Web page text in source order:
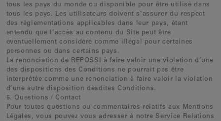
tous les pays du monde ou disponible pour être utilisé dans
tous les pays. Les utilisateurs doivent s’assurer du respect
des réglementations applicables dans leur pays, étant
entendu que l’accès au contenu du Site peut être
éventuellement considéré comme illégal pour certaines
personnes ou dans certains pays.
La renonciation de REPOSSI à faire valoir une violation d’une
des dispositions des Conditions ne pourrait pas être
interprétée comme une renonciation à faire valoir la violation
d’une autre disposition desdites Conditions.
5. Questions / Contact
Pour toutes questions ou commentaires relatifs aux Mentions
Légales, vous pouvez vous adresser à notre Service Relations